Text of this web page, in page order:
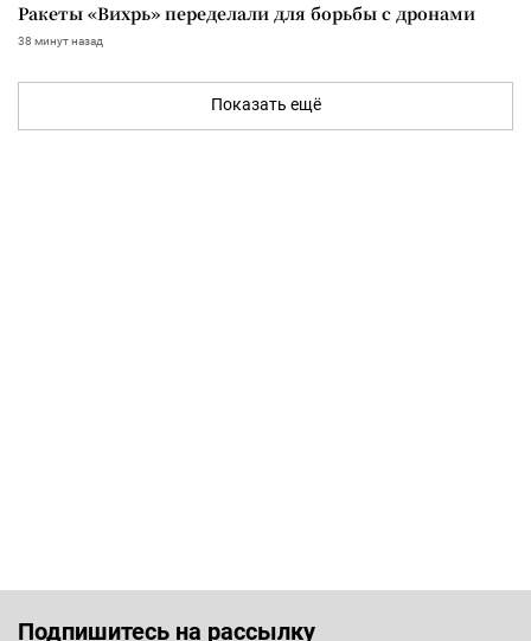
Ракеты «Вихрь» переделали для борьбы с дронами
38 минут назад
Показать ещё
Подпишитесь на рассылку